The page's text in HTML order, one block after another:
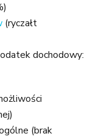
(ryczałt
dochodowy:
(brak